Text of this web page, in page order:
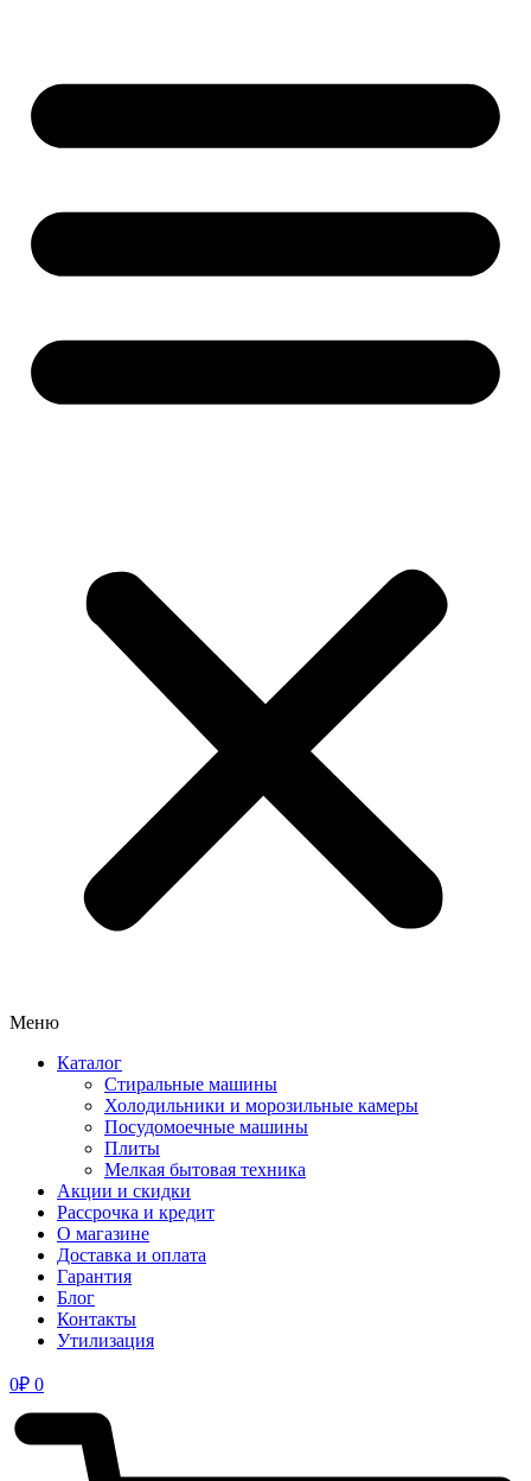
Меню
Каталог
Стиральные машины
Холодильники и морозильные камеры
Посудомоечные машины
Плиты
Мелкая бытовая техника
Акции и скидки
Рассрочка и кредит
О магазине
Доставка и оплата
Гарантия
Блог
Контакты
Утилизация
0₽ 0